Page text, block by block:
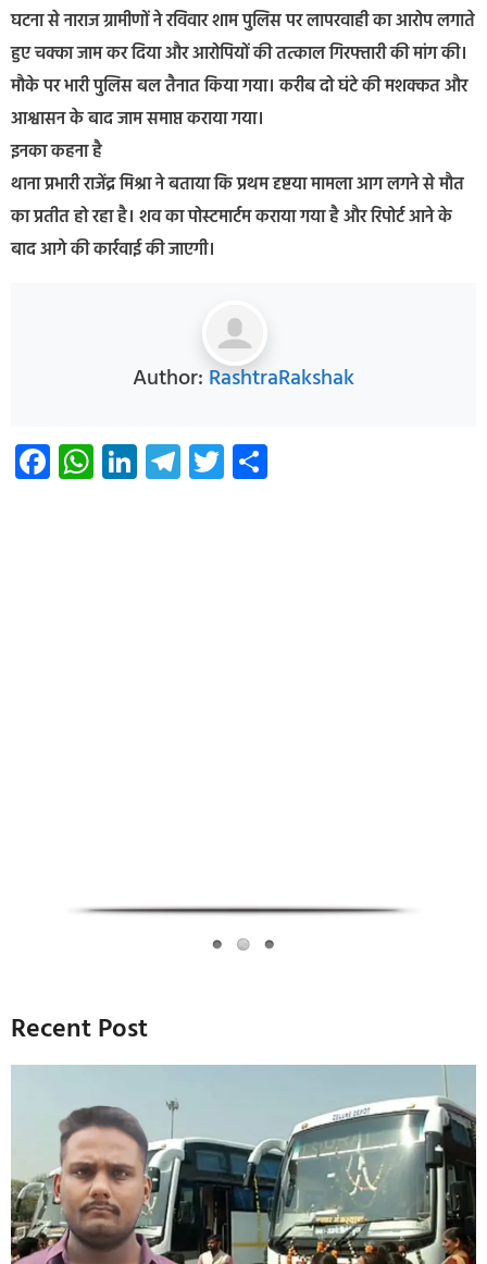
घटना से नाराज ग्रामीणों ने रविवार शाम पुलिस पर लापरवाही का आरोप लगाते
हुए चक्का जाम कर दिया और आरोपियों की तत्काल गिरफ्तारी की मांग की।
मौके पर भारी पुलिस बल तैनात किया गया। करीब दो घंटे की मशक्कत और
आश्वासन के बाद जाम समाप्त कराया गया।
इनका कहना है
थाना प्रभारी राजेंद्र मिश्रा ने बताया कि प्रथम दृष्टया मामला आग लगने से मौत
का प्रतीत हो रहा है। शव का पोस्टमार्टम कराया गया है और रिपोर्ट आने के
बाद आगे की कार्रवाई की जाएगी।
Author: RashtraRakshak
Facebook
WhatsApp
LinkedIn
Telegram
Twitter
Recent Post